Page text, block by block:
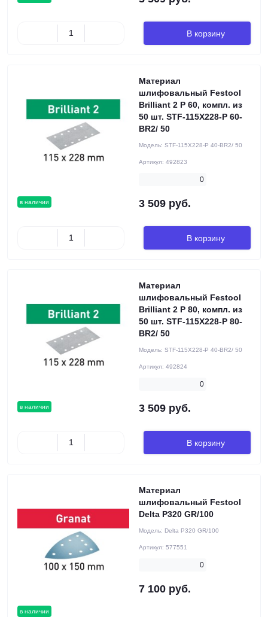
В корзину
в наличии
Материал
шлифовальный Festool
Brilliant 2 P 60, компл. из
50 шт. STF-115X228-P 60-
BR2/ 50
Модель: STF-115X228-P 40-BR2/ 50
Артикул: 492823
0
3 509 руб.
В корзину
в наличии
Материал
шлифовальный Festool
Brilliant 2 P 80, компл. из
50 шт. STF-115X228-P 80-
BR2/ 50
Модель: STF-115X228-P 40-BR2/ 50
Артикул: 492824
0
3 509 руб.
В корзину
в наличии
Материал
шлифовальный Festool
Delta P320 GR/100
Модель: Delta P320 GR/100
Артикул: 577551
0
7 100 руб.